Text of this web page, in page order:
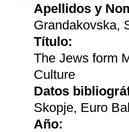
Apellidos y
Grandakovska,
Título:
The Jews form
Culture
Datos
Skopje, Euro
Año: